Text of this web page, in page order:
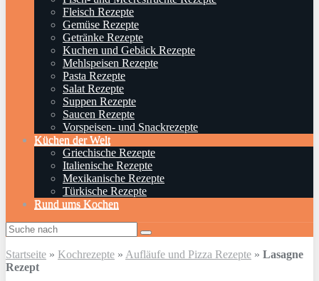
Fleisch Rezepte
Gemüse Rezepte
Getränke Rezepte
Kuchen und Gebäck Rezepte
Mehlspeisen Rezepte
Pasta Rezepte
Salat Rezepte
Suppen Rezepte
Saucen Rezepte
Vorspeisen- und Snackrezepte
Küchen der Welt
Griechische Rezepte
Italienische Rezepte
Mexikanische Rezepte
Türkische Rezepte
Rund ums Kochen
Startseite » Kochrezepte » Aufläufe und Pizza Rezepte » Lasagne
Rezept